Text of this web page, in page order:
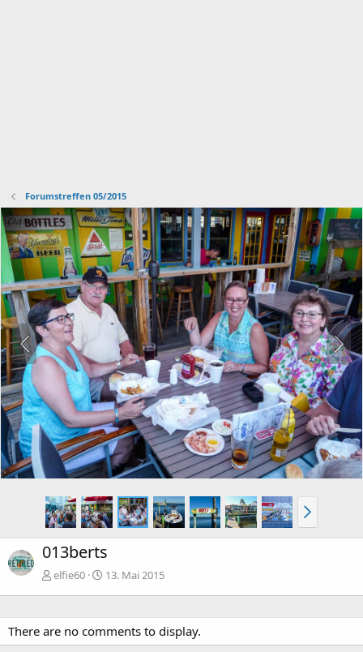
Forumstreffen 05/2015
013berts
elfie60 13. Mai 2015
There are no comments to display.